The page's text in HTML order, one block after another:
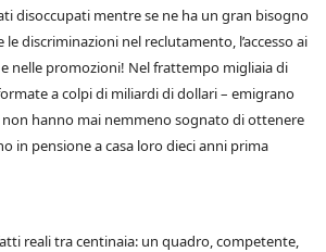
disoccupati mentre se ne ha un gran bisogno
discriminazioni nel reclutamento, l’accesso ai
nelle promozioni! Nel frattempo migliaia di
a colpi di miliardi di dollari – emigrano
non hanno mai nemmeno sognato di ottenere
in pensione a casa loro dieci anni prima
reali tra centinaia: un quadro, competente,